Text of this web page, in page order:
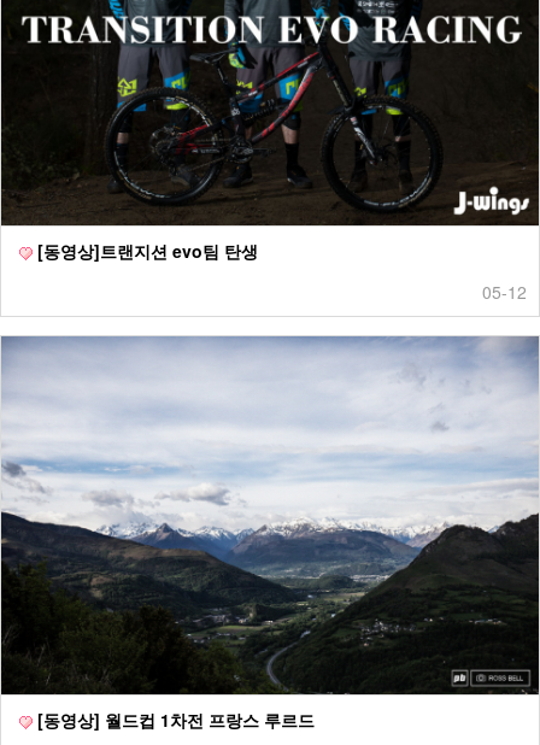
[동영상]트랜지션 evo팀 탄생
05-12
[동영상] 월드컵 1차전 프랑스 루르드